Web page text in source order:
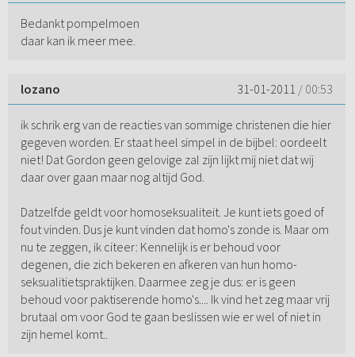
Bedankt pompelmoen
daar kan ik meer mee.
lozano 31-01-2011 / 00:53
ik schrik erg van de reacties van sommige christenen die hier
gegeven worden. Er staat heel simpel in de bijbel: oordeelt
niet! Dat Gordon geen gelovige zal zijn lijkt mij niet dat wij
daar over gaan maar nog altijd God.
Datzelfde geldt voor homoseksualiteit. Je kunt iets goed of
fout vinden. Dus je kunt vinden dat homo's zonde is. Maar om
nu te zeggen, ik citeer: Kennelijk is er behoud voor
degenen, die zich bekeren en afkeren van hun homo-
seksualitietspraktijken. Daarmee zeg je dus: er is geen
behoud voor paktiserende homo's.... Ik vind het zeg maar vrij
brutaal om voor God te gaan beslissen wie er wel of niet in
zijn hemel komt..